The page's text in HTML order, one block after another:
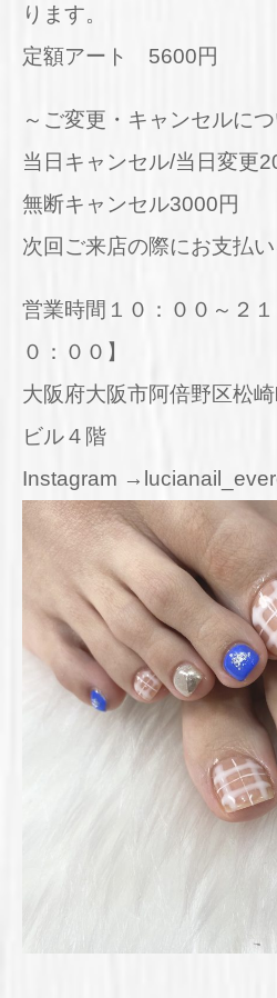
ります。
定額アート 5600円
～ご変更・キャンセルに
当日キャンセル/当日変更
無断キャンセル3000円
次回ご来店の際にお支払い
営業時間１０：００～２
０：００】
大阪府大阪市阿倍野区松
ビル４階
Instagram